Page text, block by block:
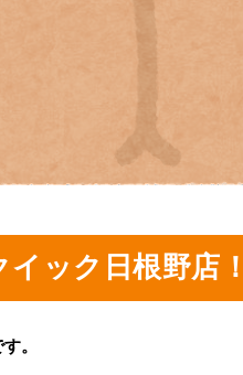
イック日根野店
。